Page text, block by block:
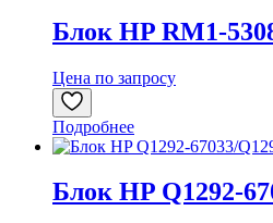
Блок HP RM1-
Цена по запросу
Подробнее
Блок HP Q1292-